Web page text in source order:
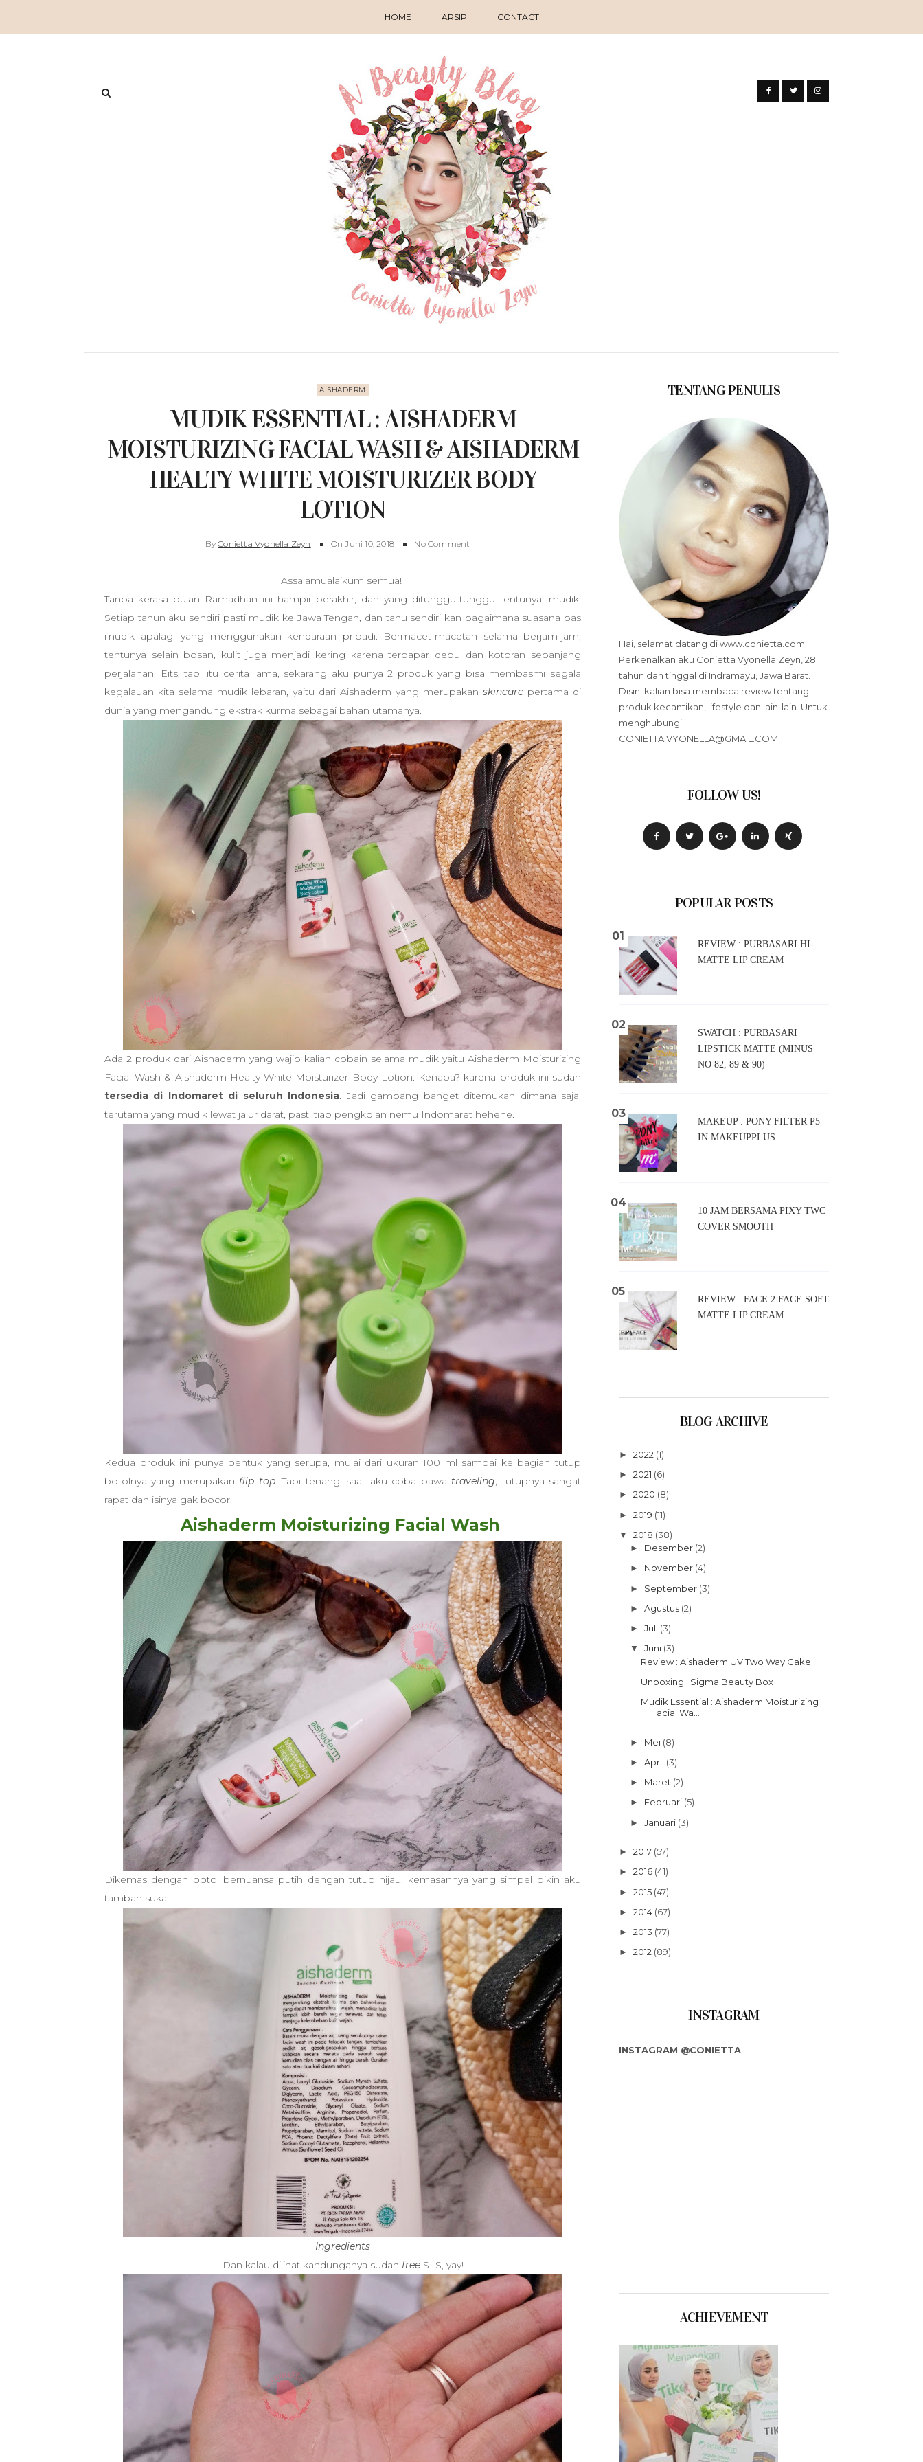
HOME ARSIP CONTACT
AISHADERM
MUDIK ESSENTIAL : AISHADERM
MOISTURIZING FACIAL WASH & AISHADERM
HEALTY WHITE MOISTURIZER BODY
LOTION
By Conietta Vyonella Zeyn On Juni 10, 2018 No Comment
Assalamualaikum semua!
Tanpa kerasa bulan Ramadhan ini hampir berakhir, dan yang ditunggu-tunggu tentunya, mudik!
Setiap tahun aku sendiri pasti mudik ke Jawa Tengah, dan tahu sendiri kan bagaimana suasana pas
mudik apalagi yang menggunakan kendaraan pribadi. Bermacet-macetan selama berjam-jam,
tentunya selain bosan, kulit juga menjadi kering karena terpapar debu dan kotoran sepanjang
perjalanan. Eits, tapi itu cerita lama, sekarang aku punya 2 produk yang bisa membasmi segala
kegalauan kita selama mudik lebaran, yaitu dari Aishaderm yang merupakan skincare pertama di
dunia yang mengandung ekstrak kurma sebagai bahan utamanya.
Ada 2 produk dari Aishaderm yang wajib kalian cobain selama mudik yaitu Aishaderm Moisturizing
Facial Wash & Aishaderm Healty White Moisturizer Body Lotion. Kenapa? karena produk ini sudah
tersedia di Indomaret di seluruh Indonesia. Jadi gampang banget ditemukan dimana saja,
terutama yang mudik lewat jalur darat, pasti tiap pengkolan nemu Indomaret hehehe.
Kedua produk ini punya bentuk yang serupa, mulai dari ukuran 100 ml sampai ke bagian tutup
botolnya yang merupakan flip top. Tapi tenang, saat aku coba bawa traveling, tutupnya sangat
rapat dan isinya gak bocor.
Aishaderm Moisturizing Facial Wash
Dikemas dengan botol bernuansa putih dengan tutup hijau, kemasannya yang simpel bikin aku
tambah suka.
Ingredients
Dan kalau dilihat kandunganya sudah freeSLS, yay!
TENTANG PENULIS
Hai, selamat datang di www.conietta.com.
Perkenalkan aku Conietta Vyonella Zeyn, 28
tahun dan tinggal di Indramayu, Jawa Barat.
Disini kalian bisa membaca review tentang
produk kecantikan, lifestyle dan lain-lain. Untuk
menghubungi :
CONIETTA.VYONELLA@GMAIL.COM
FOLLOW US!
POPULAR POSTS
REVIEW : PURBASARI HI-
MATTE LIP CREAM
SWATCH : PURBASARI
LIPSTICK MATTE (MINUS
NO 82, 89 & 90)
MAKEUP : PONY FILTER P5
IN MAKEUPPLUS
10 JAM BERSAMA PIXY TWC
COVER SMOOTH
REVIEW : FACE 2 FACE SOFT
MATTE LIP CREAM
BLOG ARCHIVE
► 2022 (1)
► 2021 (6)
► 2020 (8)
► 2019 (11)
▼ 2018 (38)
► Desember (2)
► November (4)
► September (3)
► Agustus (2)
► Juli (3)
▼ Juni (3)
Review : Aishaderm UV Two Way Cake
Unboxing : Sigma Beauty Box
Mudik Essential : Aishaderm Moisturizing
Facial Wa...
► Mei (8)
► April (3)
► Maret (2)
► Februari (5)
► Januari (3)
► 2017 (57)
► 2016 (41)
► 2015 (47)
► 2014 (67)
► 2013 (77)
► 2012 (89)
INSTAGRAM
INSTAGRAM @CONIETTA
ACHIEVEMENT